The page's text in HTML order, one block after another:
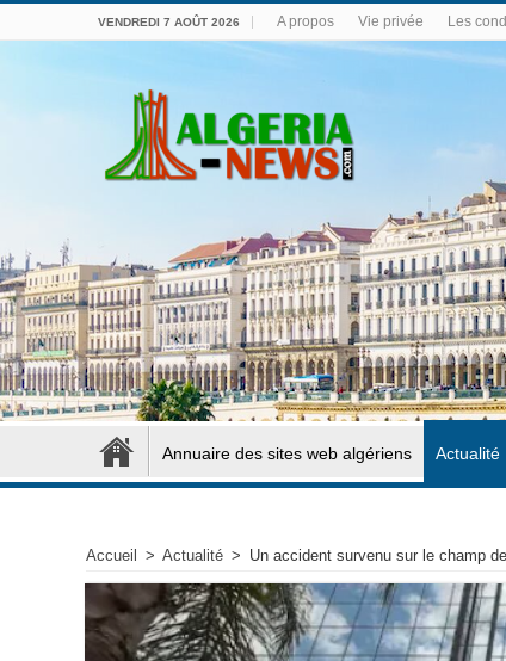
VENDREDI 7 AOÛT 2026 A propos Vie privée Les
Annuaire des sites web algériens Actualité
Accueil > Actualité > Un accident survenu sur le champ